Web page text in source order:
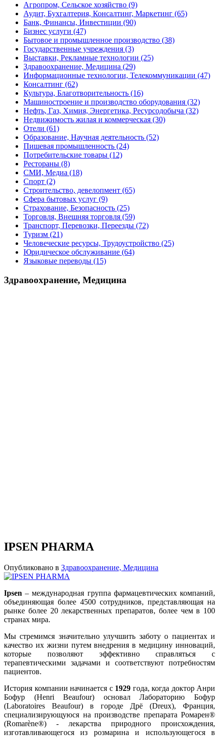
Агропром, Сельское хозяйство (9)
Аудит, Бухгалтерия, Консалтинг, Маркетинг (65)
Банк, Финансы, Инвестиции (90)
Бизнес услуги (47)
Бытовое и промышленное производство (38)
Государственные учреждения (3)
Выставки, Рекламные технологии (25)
Здравоохранение, Медицина (29)
Информационные технологии, Телекоммуникации (47)
Консалтинг (62)
Культура, Благотворительность (16)
Машиностроение и производство оборудования (32)
Нефть, Газ, Химия, Энергетика, Ресурсодобыча (32)
Недвижимость жилая и коммерческая (30)
Отели (61)
Образование, Научная деятельность (52)
Пишевая промышленность (24)
Потребительские товары (12)
Рестораны (8)
СМИ, Медиа (18)
Спорт (2)
Строительство, девелопмент (65)
Сфера бытовых услуг (9)
Страхование, Безопасность (25)
Торговля, Внешняя торговля (59)
Транспорт, Перевозки, Переезды (72)
Туризм (21)
Человеческие ресурсы, Трудоустройство (25)
Юридическое обслуживание (64)
Языковые переводы (15)
Здравоохранение, Медицина
IPSEN PHARMA
Опубликовано в Здравоохранение, Медицина
Ipsen – международная группа фармацевтических компаний,
объединяющая более 4500 сотрудников, представляющая на
рынке более 20 лекарственных препаратов, более чем в 100
странах мира.
Мы стремимся значительно улучшить заботу о пациентах и
качество их жизни путем внедрения в медицину инноваций,
которые позволяют эффективно справляться с
терапевтическими задачами и соответствуют потребностям
пациентов.
История компании начинается с 1929 года, когда доктор Анри
Бофур (Henri Beaufour) основал Лабораторию Бофур
(Laboratoires Beaufour) в городе Дрё (Dreux), Франция,
специализирующуюся на производстве препарата Ромарен®
(Romarène®) - лекарства природного происхождения,
изготавливающегося из розмарина и использующегося в